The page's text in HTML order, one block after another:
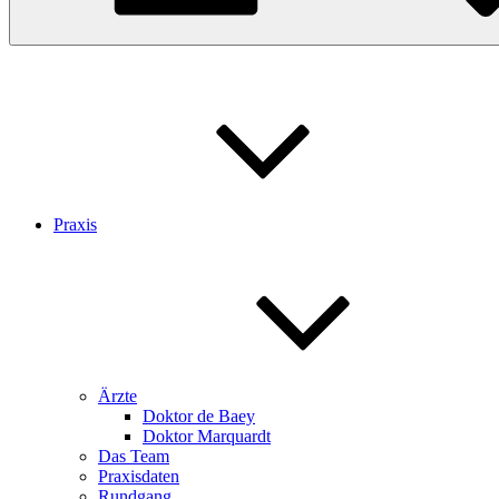
Praxis
Ärzte
Doktor de Baey
Doktor Marquardt
Das Team
Praxisdaten